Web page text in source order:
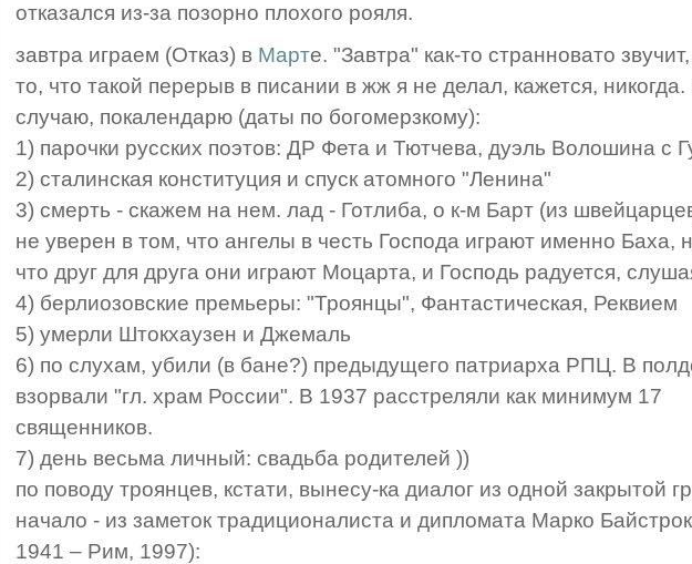
отказался из-за позорно плохого рояля.
завтра играем (Отказ) в Марте. "Завтра" как-то странновато
то, что такой перерыв в писании в жж я не делал, кажется,
случаю, покалендарю (даты по богомерзкому):
1) парочки русских поэтов: ДР Фета и Тютчева, дуэль Волошина с
2) сталинская конституция и спуск атомного "Ленина"
3) смерть - скажем на нем. лад - Готлиба, о к-м Барт (из
не уверен в том, что ангелы в честь Господа играют именно Баха,
что друг для друга они играют Моцарта, и Господь радуется,
4) берлиозовские премьеры: "Троянцы", Фантастическая, Реквием
5) умерли Штокхаузен и Джемаль
6) по слухам, убили (в бане?) предыдущего патриарха РПЦ. В
взорвали "гл. храм России". В 1937 расстреляли как минимум 17
священников.
7) день весьма личный: свадьба родителей ))
по поводу троянцев, кстати, вынесу-ка диалог из одной закрытой
начало - из заметок традиционалиста и дипломата Марко
1941 – Рим, 1997):